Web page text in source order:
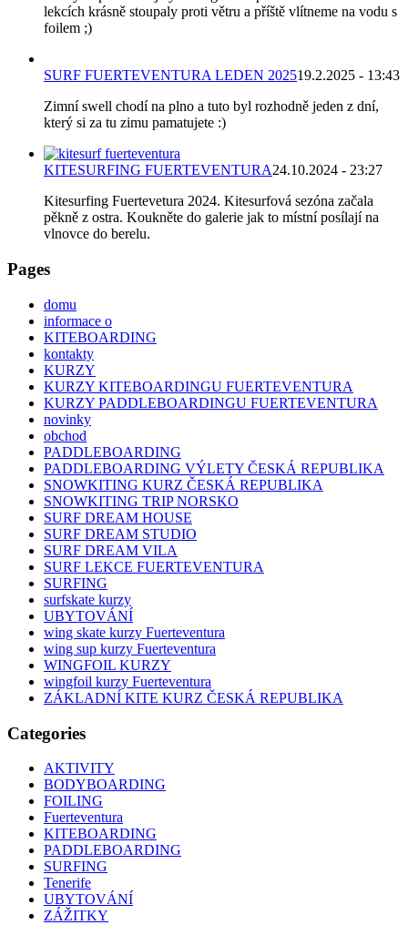
lekcích krásně stoupaly proti větru a příště vlítneme na vodu s
foilem ;)
SURF FUERTEVENTURA LEDEN 202519.2.2025 - 13:43
Zimní swell chodí na plno a tuto byl rozhodně jeden z dní,
který si za tu zimu pamatujete :)
KITESURFING FUERTEVENTURA24.10.2024 - 23:27
Kitesurfing Fuertevetura 2024. Kitesurfová sezóna začala
pěkně z ostra. Koukněte do galerie jak to místní posílají na
vlnovce do berelu.
Pages
domu
informace o
KITEBOARDING
kontakty
KURZY
KURZY KITEBOARDINGU FUERTEVENTURA
KURZY PADDLEBOARDINGU FUERTEVENTURA
novinky
obchod
PADDLEBOARDING
PADDLEBOARDING VÝLETY ČESKÁ REPUBLIKA
SNOWKITING KURZ ČESKÁ REPUBLIKA
SNOWKITING TRIP NORSKO
SURF DREAM HOUSE
SURF DREAM STUDIO
SURF DREAM VILA
SURF LEKCE FUERTEVENTURA
SURFING
surfskate kurzy
UBYTOVÁNÍ
wing skate kurzy Fuerteventura
wing sup kurzy Fuerteventura
WINGFOIL KURZY
wingfoil kurzy Fuerteventura
ZÁKLADNÍ KITE KURZ ČESKÁ REPUBLIKA
Categories
AKTIVITY
BODYBOARDING
FOILING
Fuerteventura
KITEBOARDING
PADDLEBOARDING
SURFING
Tenerife
UBYTOVÁNÍ
ZÁŽITKY